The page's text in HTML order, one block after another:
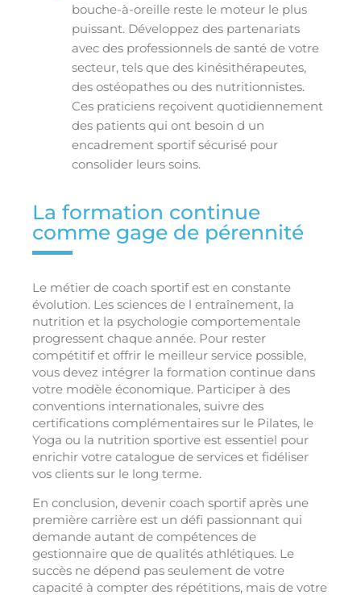
bouche-à-oreille reste le moteur le plus
puissant. Développez des partenariats
avec des professionnels de santé de votre
secteur, tels que des kinésithérapeutes,
des ostéopathes ou des nutritionnistes.
Ces praticiens reçoivent quotidiennement
des patients qui ont besoin d un
encadrement sportif sécurisé pour
consolider leurs soins.
La formation continue
comme gage de pérennité
Le métier de coach sportif est en constante
évolution. Les sciences de l entraînement, la
nutrition et la psychologie comportementale
progressent chaque année. Pour rester
compétitif et offrir le meilleur service possible,
vous devez intégrer la formation continue dans
votre modèle économique. Participer à des
conventions internationales, suivre des
certifications complémentaires sur le Pilates, le
Yoga ou la nutrition sportive est essentiel pour
enrichir votre catalogue de services et fidéliser
vos clients sur le long terme.
En conclusion, devenir coach sportif après une
première carrière est un défi passionnant qui
demande autant de compétences de
gestionnaire que de qualités athlétiques. Le
succès ne dépend pas seulement de votre
capacité à compter des répétitions, mais de votre